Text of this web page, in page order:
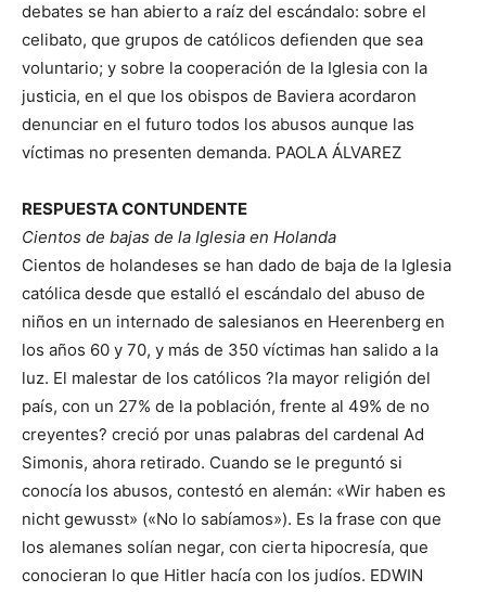
debates se han abierto a raíz del escándalo: sobre el
celibato, que grupos de católicos defienden que sea
voluntario; y sobre la cooperación de la Iglesia con la
justicia, en el que los obispos de Baviera acordaron
denunciar en el futuro todos los abusos aunque las
víctimas no presenten demanda. PAOLA ÁLVAREZ
RESPUESTA CONTUNDENTE
Cientos de bajas de la Iglesia en Holanda
Cientos de holandeses se han dado de baja de la Iglesia
católica desde que estalló el escándalo del abuso de
niños en un internado de salesianos en Heerenberg en
los años 60 y 70, y más de 350 víctimas han salido a la
luz. El malestar de los católicos ?la mayor religión del
país, con un 27% de la población, frente al 49% de no
creyentes? creció por unas palabras del cardenal Ad
Simonis, ahora retirado. Cuando se le preguntó si
conocía los abusos, contestó en alemán: «Wir haben es
nicht gewusst» («No lo sabíamos»). Es la frase con que
los alemanes solían negar, con cierta hipocresía, que
conocieran lo que Hitler hacía con los judíos. EDWIN